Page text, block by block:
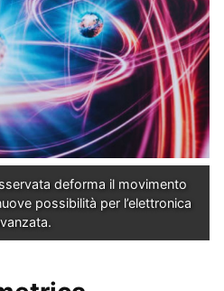
deforma il movimento
possibilità per l’elettronica